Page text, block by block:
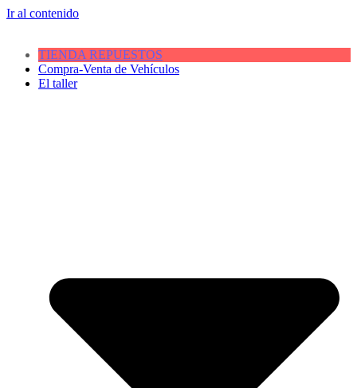
Ir al contenido
TIENDA REPUESTOS
Compra-Venta de Vehículos
El taller